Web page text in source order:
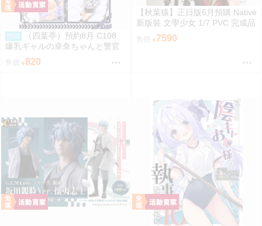
預購
（四葉亭）預約8月 C108
爆乳ギャルの幸奈ちゃんと警官
コスエッチ 新刊套組 猫耳と黒マ
スク
售價 820
【秋葉猿】正日版6月預購 Native
新版裝 文學少女 1/7 PVC 完成品
售價 7590